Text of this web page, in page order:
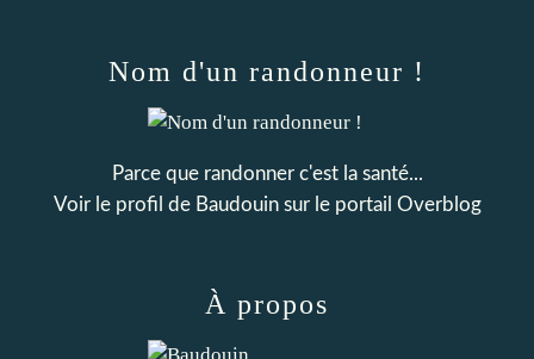
Nom d'un randonneur !
Parce que randonner c'est la santé...
Voir le profil de Baudouinsur le portail Overblog
À propos